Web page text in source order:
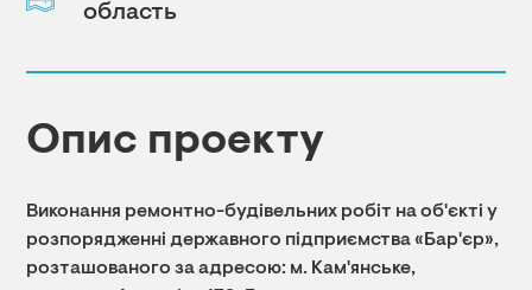
область
Опис проекту
Виконання ремонтно-будівельних робіт на об'єкті у
розпорядженні державного підприємства «Бар'єр»,
розташованого за адресою: м. Кам'янське,